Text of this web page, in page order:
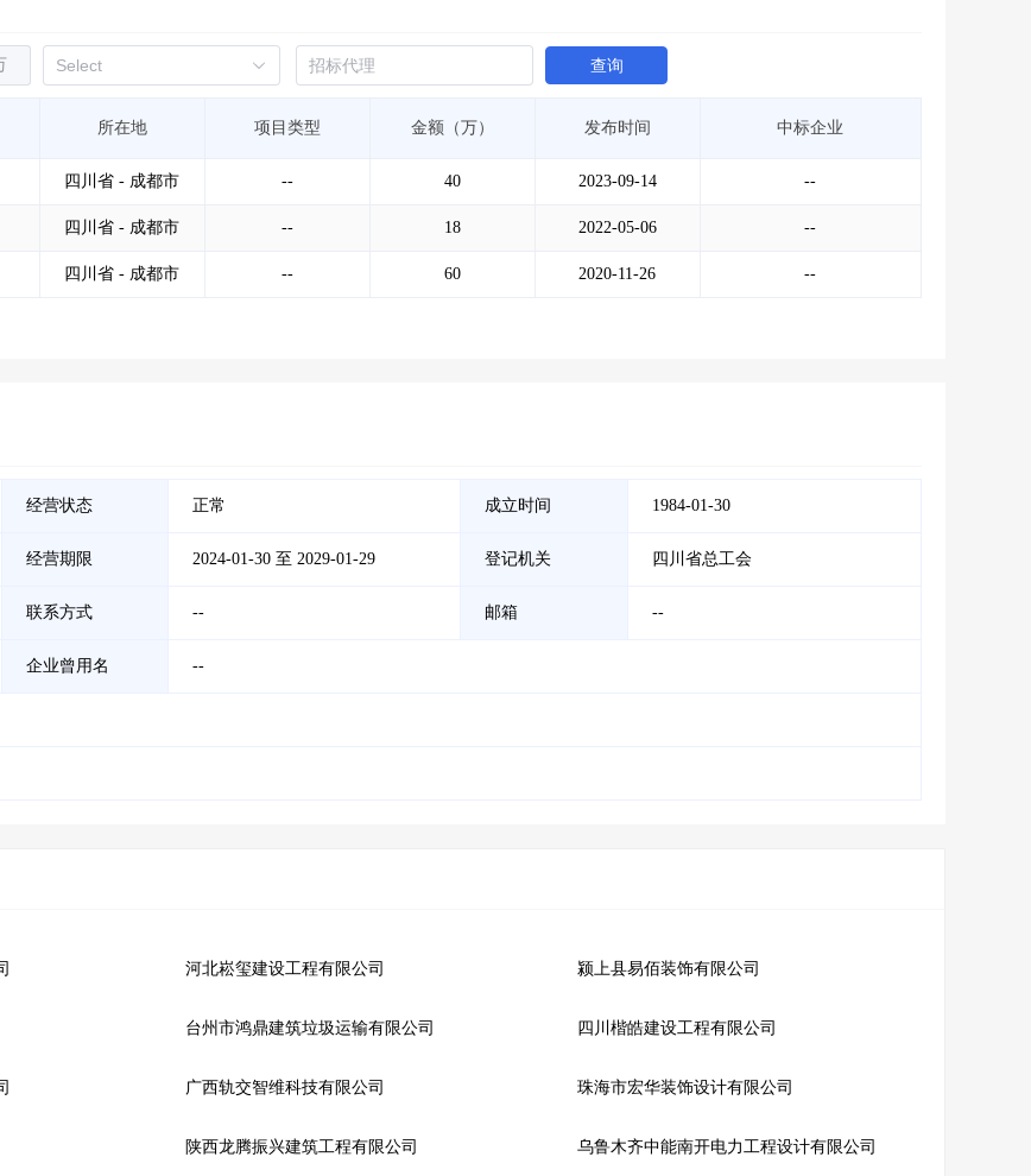
查询
所在地 项目类型 金额（万） 发布时间 中标企业
四川省 - 成都市 -- 40 2023-09-14 --
四川省 - 成都市 -- 18 2022-05-06 --
四川省 - 成都市 -- 60 2020-11-26 --
经营状态 正常 成立时间 1984-01-30
经营期限 2024-01-30 至 2029-01-29 登记机关 四川省总工会
联系方式 -- 邮箱 --
企业曾用名 --
河北崧玺建设工程有限公司 颍上县易佰装饰有限公司
台州市鸿鼎建筑垃圾运输有限公司 四川楷皓建设工程有限公司
广西轨交智维科技有限公司 珠海市宏华装饰设计有限公司
陕西龙腾振兴建筑工程有限公司 乌鲁木齐中能南开电力工程设计有限公司